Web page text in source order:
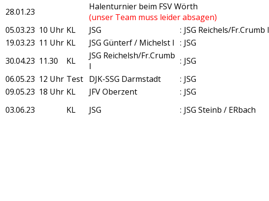
28.01.23
Halenturnier beim FSV Wörth
(unser Team muss leider absagen)
05.03.23 10 Uhr KL JSG : JSG Reichels/Fr.Crumb I
19.03.23 11 Uhr KL JSG Günterf / Michelst I : JSG
30.04.23 11.30 KL
JSG Reichelsh/Fr.Crumb
I
: JSG
06.05.23 12 Uhr Test DJK-SSG Darmstadt : JSG
09.05.23 18 Uhr KL JFV Oberzent : JSG
03.06.23
KL JSG : JSG Steinb / ERbach